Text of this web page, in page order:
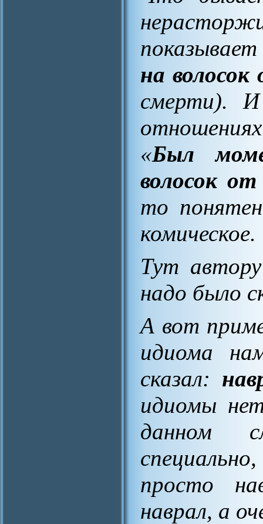
на волосок
смерти). И
«Был
волосок
то
комическое.
Тут
надо было
А вот
идиома
сказал:
идиомы
данном
просто
наврал, а